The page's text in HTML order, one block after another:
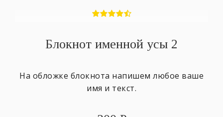
Блокнот именной усы 2
На обложке блокнота напишем любое ваше
имя и текст.